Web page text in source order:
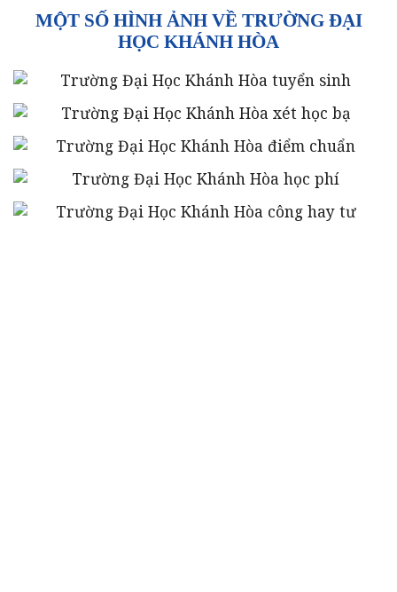
MỘT SỐ HÌNH ẢNH VỀ TRƯỜNG ĐẠI
HỌC KHÁNH HÒA